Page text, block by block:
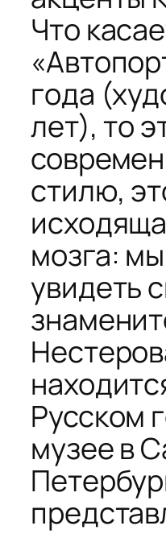
Что
года
лет), то
стилю,
мозга:
увидеть
Русском
музее в